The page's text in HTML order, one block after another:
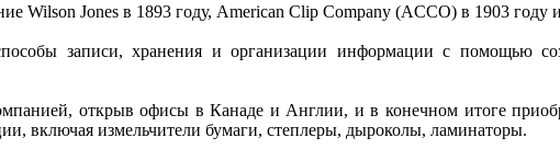
Wilson Jones в 1893 году, American Clip Company (ACCO) в 1903 году
записи, хранения и организации информации с помощью
открыв офисы в Канаде и Англии, и в конечном итоге
включая измельчители бумаги, степлеры, дыроколы, ламинаторы.